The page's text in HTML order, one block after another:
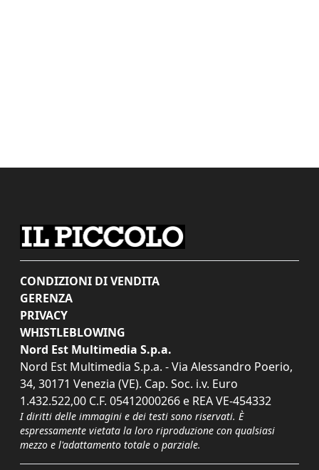
CONDIZIONI DI VENDITA
GERENZA
PRIVACY
WHISTLEBLOWING
Nord Est Multimedia S.p.a.
Nord Est Multimedia S.p.a. - Via Alessandro Poerio,
34, 30171 Venezia (VE). Cap. Soc. i.v. Euro
1.432.522,00 C.F. 05412000266 e REA VE-454332
I diritti delle immagini e dei testi sono riservati. È
espressamente vietata la loro riproduzione con qualsiasi
mezzo e l'adattamento totale o parziale.